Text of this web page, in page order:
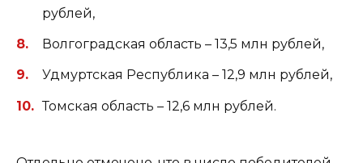
рублей,
Волгоградская область – 13,5 млн рублей,
Удмуртская Республика – 12,9 млн рублей,
Томская область – 12,6 млн рублей.